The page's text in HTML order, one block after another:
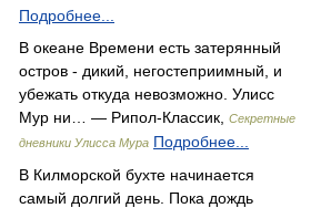
Подробнее...
В океане Времени есть затерянный
остров - дикий, негостеприимный, и
убежать откуда невозможно. Улисс
Мур ни… — Рипол-Классик,
Секретные
дневники Улисса Мура Подробнее...
В Килморской бухте начинается
самый долгий день. Пока дождь